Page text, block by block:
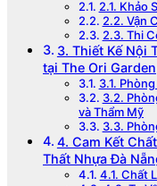
2.1. Khảo
2.2. Vận
2.3. Thi
3. Thiết Kế Nội
tại The Ori Garden
3.1.
3.2.
và Thẩm Mỹ
3.3.
4. Cam Kết
Thất Nhựa Đà
4.1. Chất